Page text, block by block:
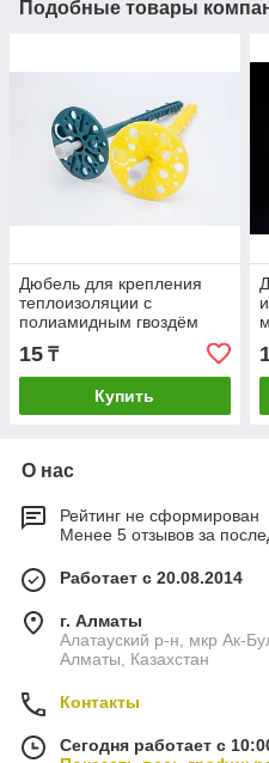
Подобные товары
Дюбель для крепления
теплоизоляции с
полиамидным гвоздём
15 ₸
Купить
О нас
Рейтинг не сформирован
Менее 5 отзывов за
Работает с 20.08.2014
г. Алматы
Алатауский р-н, мкр Ак-
Алматы, Казахстан
Контакты
Сегодня работает с